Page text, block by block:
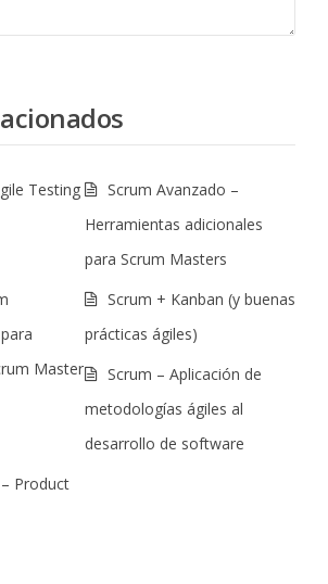
Testing
Scrum Avanzado –
Herramientas adicionales
para Scrum Masters
Master
Scrum + Kanban (y buenas
prácticas ágiles)
Scrum – Aplicación de
metodologías ágiles al
desarrollo de software
Product